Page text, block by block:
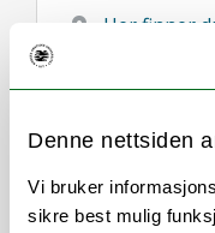
Denne nettsiden
Vi bruker
sikre best mulig
Her finner